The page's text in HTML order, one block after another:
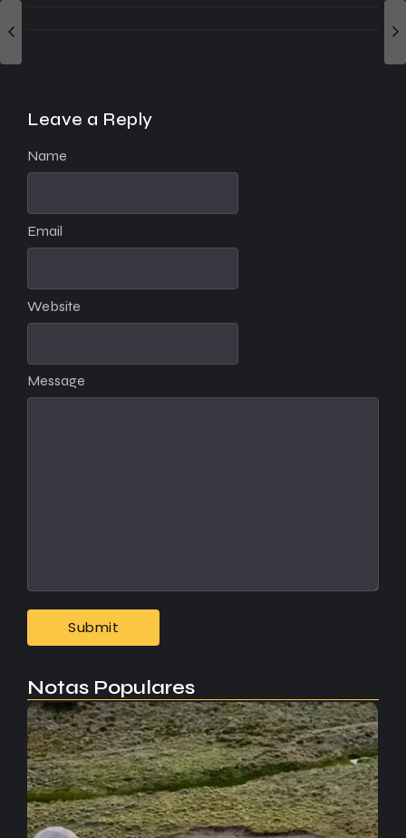
Leave a Reply
Message
Name
Email
Website
Notas Populares